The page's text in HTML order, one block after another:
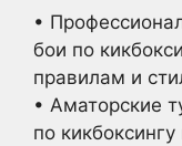
•
бои по
правилам и
• Аматорские
по